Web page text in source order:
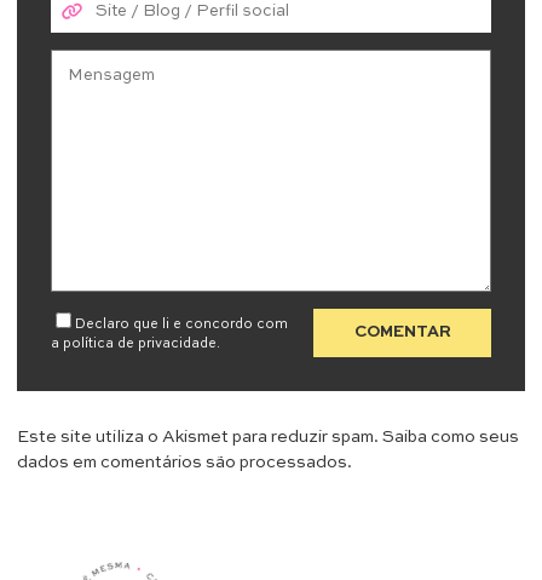
Declaro que li e concordo com
a política de privacidade.
Este site utiliza o Akismet para reduzir spam. Saiba como seus
dados em comentários são processados.